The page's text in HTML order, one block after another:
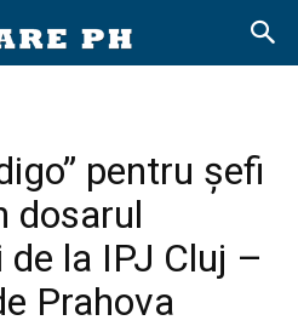
pentru șefi
dosarul
la IPJ Cluj –
Prahova